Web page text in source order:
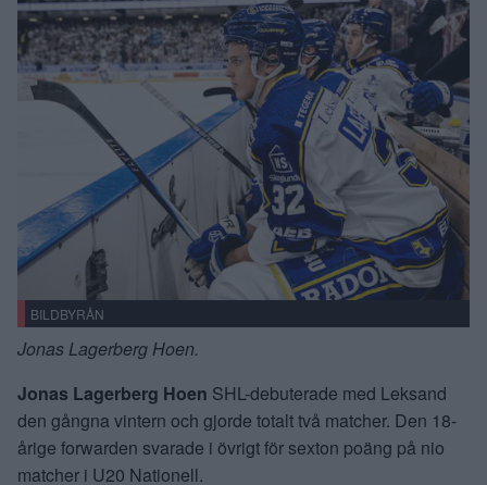
BILDBYRÅN
Jonas Lagerberg Hoen.
Jonas Lagerberg Hoen SHL-debuterade med Leksand
den gångna vintern och gjorde totalt två matcher. Den 18-
årige forwarden svarade i övrigt för sexton poäng på nio
matcher i U20 Nationell.